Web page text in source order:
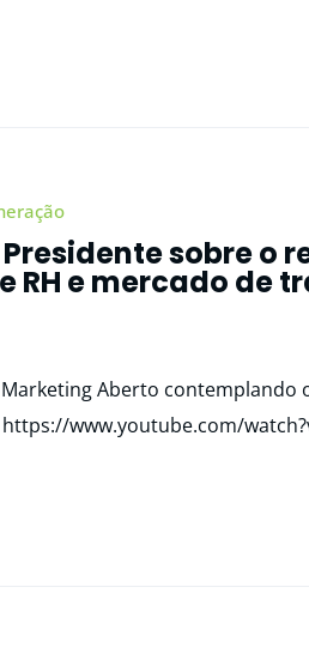
sobre o
RH e mercado de
Aberto contemplando
www.youtube.com/